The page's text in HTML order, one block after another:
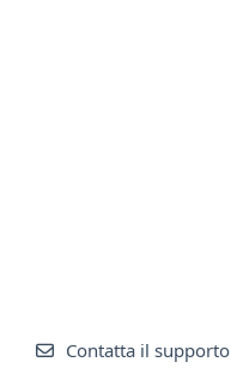
Contatta il supporto